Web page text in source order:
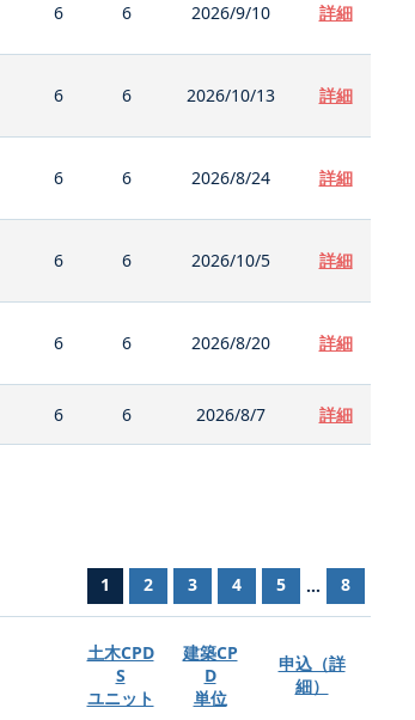
6 6 2026/9/10 詳細
6 6 2026/10/13 詳細
6 6 2026/8/24 詳細
6 6 2026/10/5 詳細
6 6 2026/8/20 詳細
6 6 2026/8/7 詳細
1 2 3 4 5 ... 8
土木CPD
S
ユニット
建築CP
D
単位
申込（詳
細）